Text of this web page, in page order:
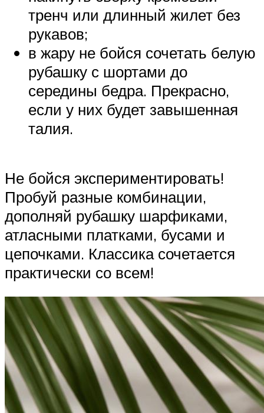
тренч или длинный жилет без
рукавов;
в жару не бойся сочетать белую
рубашку с шортами до
середины бедра. Прекрасно,
если у них будет завышенная
талия.
Не бойся экспериментировать!
Пробуй разные комбинации,
дополняй рубашку шарфиками,
атласными платками, бусами и
цепочками. Классика сочетается
практически со всем!